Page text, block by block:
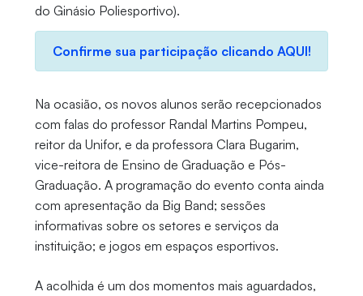
do Ginásio Poliesportivo).
Confirme sua participação clicando AQUI!
Na ocasião, os novos alunos serão recepcionados
com falas do professor Randal Martins Pompeu,
reitor da Unifor, e da professora Clara Bugarim,
vice-reitora de Ensino de Graduação e Pós-
Graduação. A programação do evento conta ainda
com apresentação da Big Band; sessões
informativas sobre os setores e serviços da
instituição; e jogos em espaços esportivos.
A acolhida é um dos momentos mais aguardados,